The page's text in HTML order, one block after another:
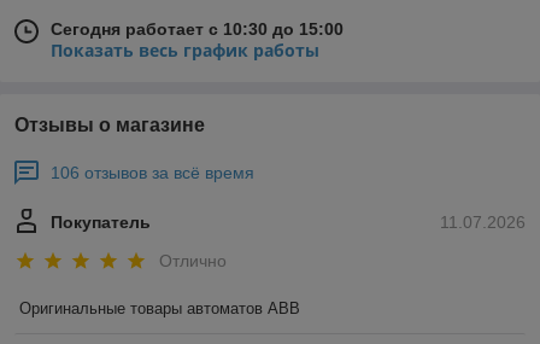
Сегодня работает с 10:30 до 15:00
Показать весь график работы
Отзывы о магазине
106 отзывов за всё время
11.07.2026
Покупатель
Отлично
Оригинальные товары автоматов ABB